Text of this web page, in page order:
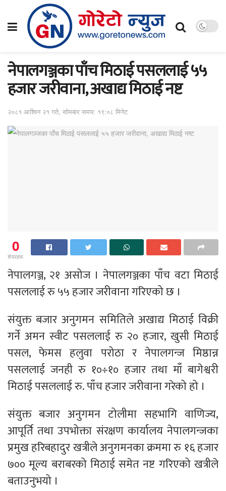
नेपालगञ्जका पाँच मिठाई पसललाई ५५
हजार जरीवाना, अखाद्य मिठाई नष्ट
२०८१ आश्विन २१ गते, सोमबार समय: १९:०८ मिनेट
0
शेयरहरू
नेपालगञ्ज, २१ असोज । नेपालगञ्जका पाँच वटा मिठाई
पसललाई रु ५५ हजार जरीवाना गरिएको छ ।
संयुक्त बजार अनुगमन समितिले अखाद्य मिठाई विक्री
गर्ने अमन स्वीट पसललाई रु २० हजार, खुसी मिठाई
पसल, फेमस हलुवा परोठा र नेपालगन्ज मिष्ठान्न
पसललाई जनही रु १०÷१० हजार तथा माँ बागेश्वरी
मिठाई पसललाई रु. पाँच हजार जरीवाना गरेको हो ।
संयुक्त बजार अनुगमन टोलीमा सहभागि वाणिज्य,
आपूर्ति तथा उपभोक्ता संरक्षण कार्यालय नेपालगन्जका
प्रमुख हरिबहादुर खत्रीले अनुगमनका क्रममा रु १६ हजार
७०० मूल्य बराबरको मिठाई समेत नष्ट गरिएको खत्रीले
बताउनुभयो ।